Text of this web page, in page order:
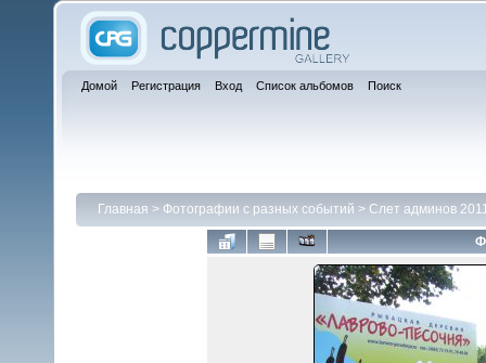
Домой Регистрация Вход Список альбомов Поиск
Главная > Фотографии с разных событий > Слет админов